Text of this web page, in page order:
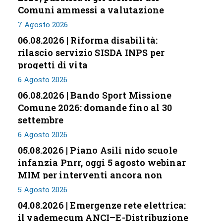
Comuni ammessi a valutazione
7 Agosto 2026
06.08.2026 | Riforma disabilità:
rilascio servizio SISDA INPS per
progetti di vita
6 Agosto 2026
06.08.2026 | Bando Sport Missione
Comune 2026: domande fino al 30
settembre
6 Agosto 2026
05.08.2026 | Piano Asili nido scuole
infanzia Pnrr, oggi 5 agosto webinar
MIM per interventi ancora non
conclusi
5 Agosto 2026
04.08.2026 | Emergenze rete elettrica:
il vademecum ANCI–E-Distribuzione